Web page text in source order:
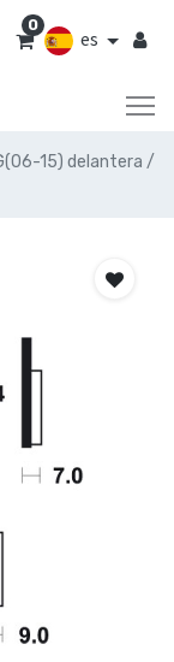
es
0
15) delantera /